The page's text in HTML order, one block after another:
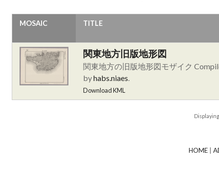
MOSAIC TITLE
関東地方旧版地形図
関東地方の旧版地形図モザイク
byhabs.niaes
Download KML
HOME|